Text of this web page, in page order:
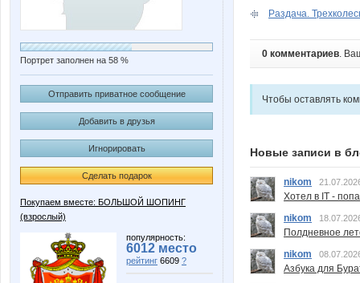
Портрет заполнен на 58 %
Отправить приватное сообщение
Добавить в друзья
Игнорировать
Сделать подарок
Покупаем вместе: БОЛЬШОЙ ШОПИНГ
(взрослый)
популярность:
6012 место
рейтинг 6609 ?
Раздача.
0 комментариев.
Чтобы оставлять
Новые записи в
nikom
Хотел в IT -
nikom
Полдневное
nikom
Азбука для